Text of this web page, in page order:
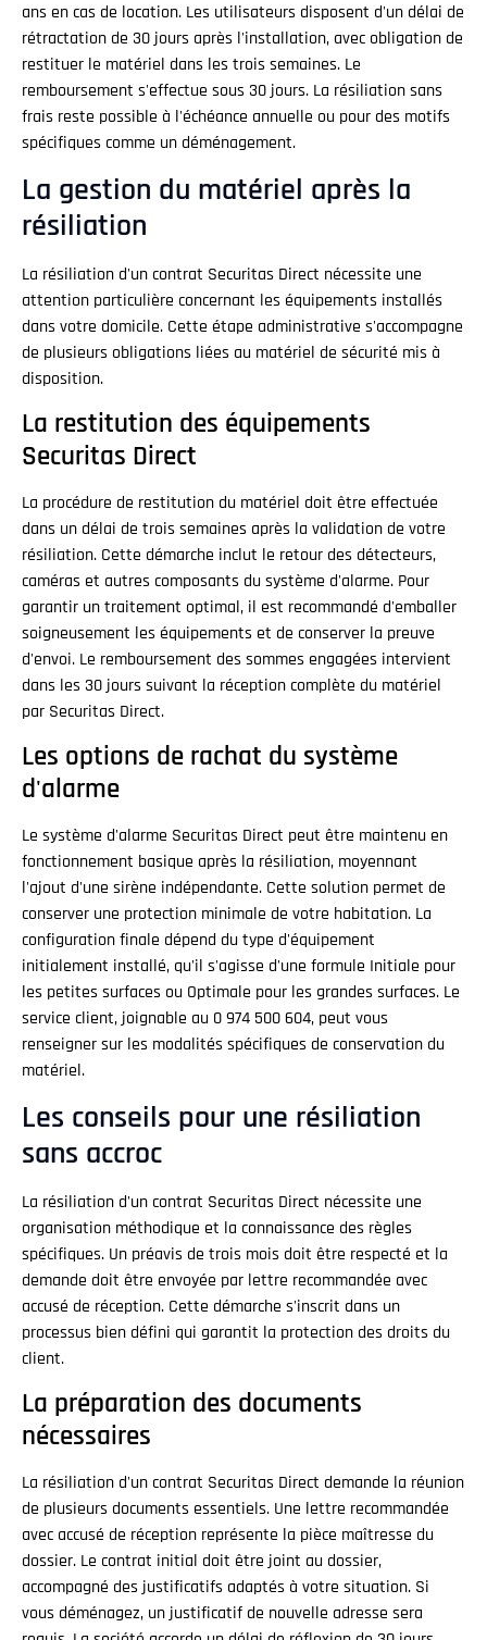
ans en cas de location. Les utilisateurs disposent d'un délai de
rétractation de 30 jours après l'installation, avec obligation de
restituer le matériel dans les trois semaines. Le
remboursement s'effectue sous 30 jours. La résiliation sans
frais reste possible à l'échéance annuelle ou pour des motifs
spécifiques comme un déménagement.
La gestion du matériel après la
résiliation
La résiliation d'un contrat Securitas Direct nécessite une
attention particulière concernant les équipements installés
dans votre domicile. Cette étape administrative s'accompagne
de plusieurs obligations liées au matériel de sécurité mis à
disposition.
La restitution des équipements
Securitas Direct
La procédure de restitution du matériel doit être effectuée
dans un délai de trois semaines après la validation de votre
résiliation. Cette démarche inclut le retour des détecteurs,
caméras et autres composants du système d'alarme. Pour
garantir un traitement optimal, il est recommandé d'emballer
soigneusement les équipements et de conserver la preuve
d'envoi. Le remboursement des sommes engagées intervient
dans les 30 jours suivant la réception complète du matériel
par Securitas Direct.
Les options de rachat du système
d'alarme
Le système d'alarme Securitas Direct peut être maintenu en
fonctionnement basique après la résiliation, moyennant
l'ajout d'une sirène indépendante. Cette solution permet de
conserver une protection minimale de votre habitation. La
configuration finale dépend du type d'équipement
initialement installé, qu'il s'agisse d'une formule Initiale pour
les petites surfaces ou Optimale pour les grandes surfaces. Le
service client, joignable au 0 974 500 604, peut vous
renseigner sur les modalités spécifiques de conservation du
matériel.
Les conseils pour une résiliation
sans accroc
La résiliation d'un contrat Securitas Direct nécessite une
organisation méthodique et la connaissance des règles
spécifiques. Un préavis de trois mois doit être respecté et la
demande doit être envoyée par lettre recommandée avec
accusé de réception. Cette démarche s'inscrit dans un
processus bien défini qui garantit la protection des droits du
client.
La préparation des documents
nécessaires
La résiliation d'un contrat Securitas Direct demande la réunion
de plusieurs documents essentiels. Une lettre recommandée
avec accusé de réception représente la pièce maîtresse du
dossier. Le contrat initial doit être joint au dossier,
accompagné des justificatifs adaptés à votre situation. Si
vous déménagez, un justificatif de nouvelle adresse sera